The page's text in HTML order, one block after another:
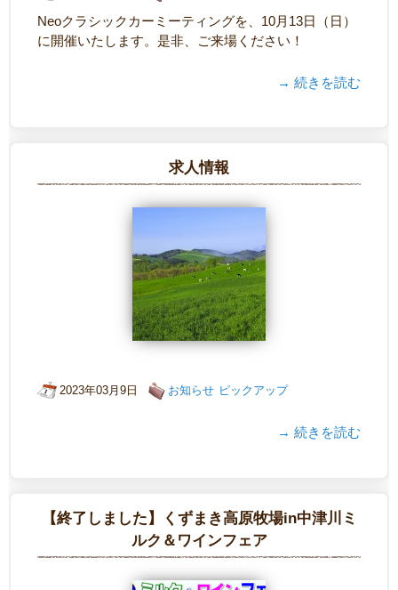
Neoクラシックカーミーティングを、10月13日（日）
に開催いたします。是非、ご来場ください！
→ 続きを読む
求人情報
2023年03月9日 お知らせ ピックアップ
→ 続きを読む
【終了しました】くずまき高原牧場in中津川ミ
ルク＆ワインフェア